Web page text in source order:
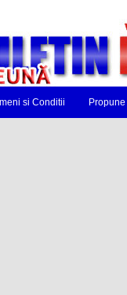
si Conditii